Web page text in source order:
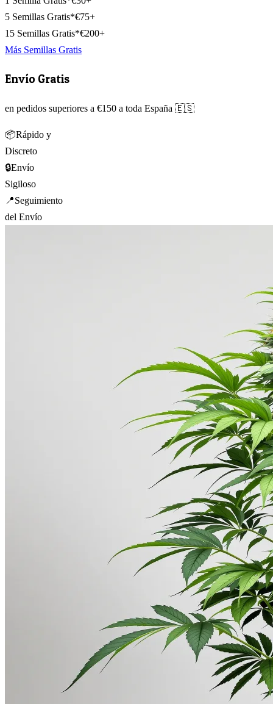
5 Semillas Gratis*€75+
15 Semillas Gratis*€200+
Más Semillas Gratis
Envío Gratis
en pedidos superiores a €150 a toda España 🇪🇸
📦Rápido y
Discreto
🔒Envío
Sigiloso
📍Seguimiento
del Envío